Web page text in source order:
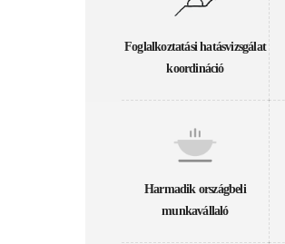
Foglalkoztatási hatásvizsgálat
koordináció
Harmadik országbeli
munkavállaló